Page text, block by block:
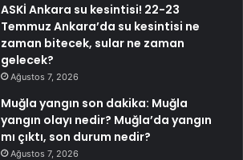
ASKİ Ankara su kesintisi! 22-23
Temmuz Ankara’da su kesintisi ne
zaman bitecek, sular ne zaman
gelecek?
Ağustos 7, 2026
Muğla yangın son dakika: Muğla
yangın olayı nedir? Muğla’da yangın
mı çıktı, son durum nedir?
Ağustos 7, 2026